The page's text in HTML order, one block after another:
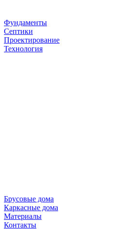
Фундаменты
Септики
Проектирование
Технология
Брусовые дома
Каркасные дома
Материалы
Контакты